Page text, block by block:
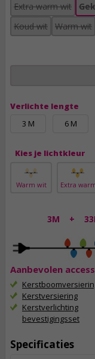
Extra warm wit
Koud wit
Warm wit
Verlichte lengte
3 M
6 M
Kies je lichtkleur
Warm wit Extra
3M +
Aanbevolen
Kerstversiering
Kerstverlichting
bevestigingsset
Specificaties